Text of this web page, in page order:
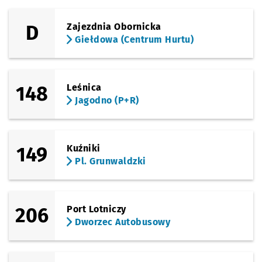
Nowodworska
Babimojska
Park Biznesu
D
Zajezdnia Obornicka
Giełdowa (Centrum Hurtu)
148
Leśnica
Jagodno (P+R)
149
Kuźniki
Pl. Grunwaldzki
206
Port Lotniczy
Dworzec Autobusowy